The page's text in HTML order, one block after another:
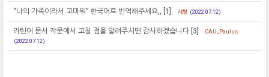
“나의 가족이라서 고마워” 한국어로 번역해주세요,, [1] 레털 (2022.07.12)
라틴어 문서 작문에서 고칠 점을 알려주시면 감사하겠습니다 [3]
CAU_Paulus
(2022.07.12)